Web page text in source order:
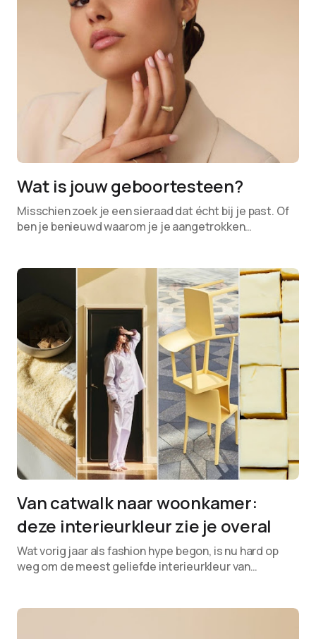
Wat is jouw geboortesteen?
Misschien zoek je een sieraad dat écht bij je past. Of
ben je benieuwd waarom je je aangetrokken…
Van catwalk naar woonkamer:
deze interieurkleur zie je overal
Wat vorig jaar als fashion hype begon, is nu hard op
weg om de meest geliefde interieurkleur van…